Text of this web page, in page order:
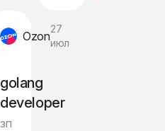
Ozon
27
июл
golang
developer
зп